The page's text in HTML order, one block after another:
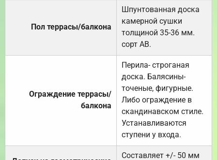
Пол террасы/балкона
Шпунтованная доска
камерной сушки
толщиной 35-36 мм.
сорт АВ.
Ограждение террасы/
балкона
Перила- строганая
доска. Балясины-
точеные, фигурные.
Либо ограждение в
скандинавском стиле.
Устанавливаются
ступени у входа.
Составляет +/- 50 мм